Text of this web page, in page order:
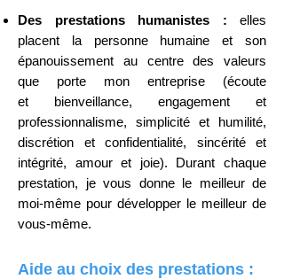
Des prestations humanistes : elles
placent la personne humaine et son
épanouissement au centre des valeurs
que porte mon entreprise (écoute
et bienveillance, engagement et
professionnalisme, simplicité et humilité,
discrétion et confidentialité, sincérité et
intégrité, amour et joie). Durant chaque
prestation, je vous donne le meilleur de
moi-même pour développer le meilleur de
vous-même.
Aide au choix des prestations :